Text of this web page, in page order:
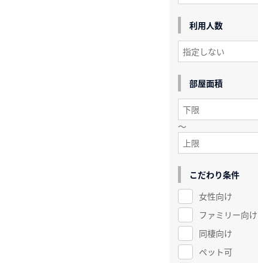
利用人数
部屋面積
～
こだわり条件
女性向け
ファミリー向け
同棲向け
ペット可